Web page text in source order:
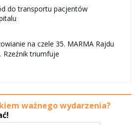
do transportu pacjentów
na czele 35. MARMA Rajdu
Rzeźnik triumfuje
ważnego wydarzenia?